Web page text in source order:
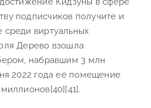
подписчиков получите и
среди виртуальных
Дерево взошла
набравшим 3 млн
2022 года её помещение